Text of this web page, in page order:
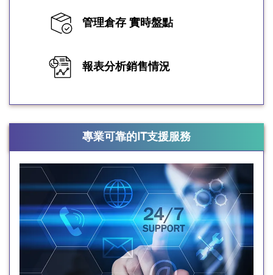
管理倉存 實時盤點
報表分析銷售情況
專業可靠的IT支援服務